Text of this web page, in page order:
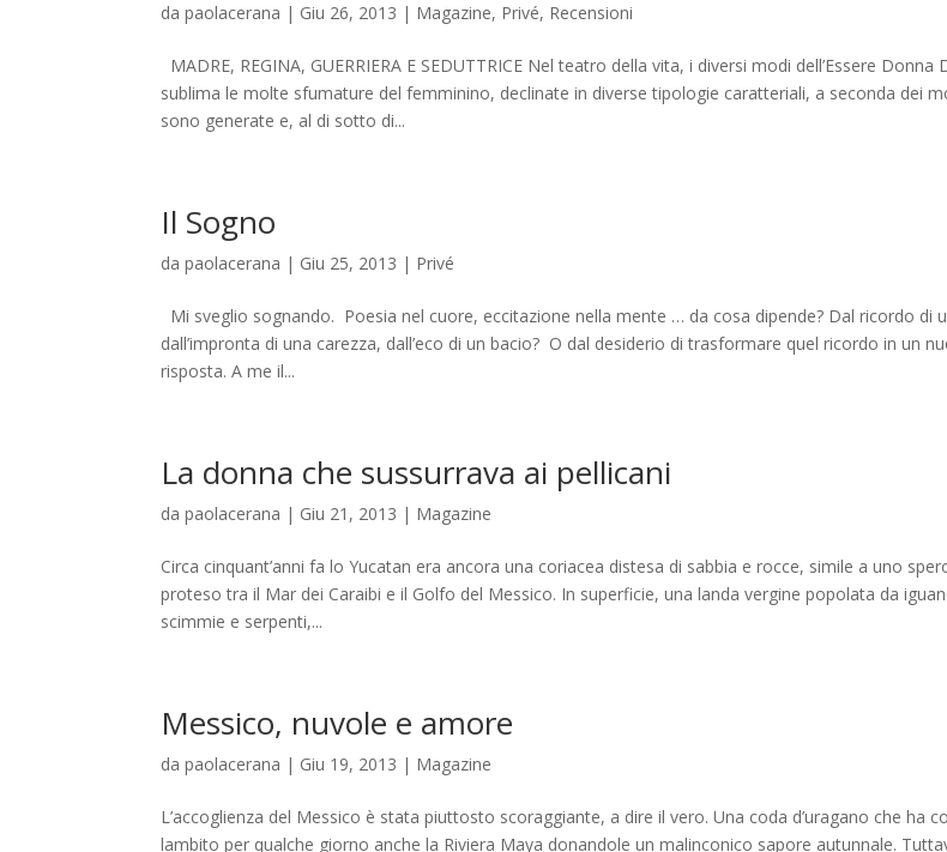
dapaolacerana | Giu 26, 2013 | Magazine, Privé, Recensioni
MADRE, REGINA, GUERRIERA E SEDUTTRICE Nel teatro della vita, i diversi modi dell’Essere Donna
sublima le molte sfumature del femminino, declinate in diverse tipologie caratteriali, a seconda dei
sono generate e, al di sotto di...
Il Sogno
dapaolacerana | Giu 25, 2013 | Privé
Mi sveglio sognando. Poesia nel cuore, eccitazione nella mente … da cosa dipende? Dal ricordo di
dall’impronta di una carezza, dall’eco di un bacio? O dal desiderio di trasformare quel ricordo in un
risposta. A me il...
La donna che sussurrava ai pellicani
dapaolacerana | Giu 21, 2013 | Magazine
Circa cinquant’anni fa lo Yucatan era ancora una coriacea distesa di sabbia e rocce, simile a uno
proteso tra il Mar dei Caraibi e il Golfo del Messico. In superficie, una landa vergine popolata da
scimmie e serpenti,...
Messico, nuvole e amore
dapaolacerana | Giu 19, 2013 | Magazine
L’accoglienza del Messico è stata piuttosto scoraggiante, a dire il vero. Una coda d’uragano che ha
lambito per qualche giorno anche la Riviera Maya donandole un malinconico sapore autunnale.